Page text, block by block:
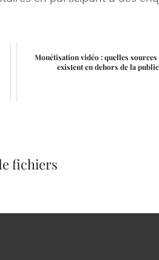
Monétisation vidéo : quelles sources
existent en dehors de la
fichiers